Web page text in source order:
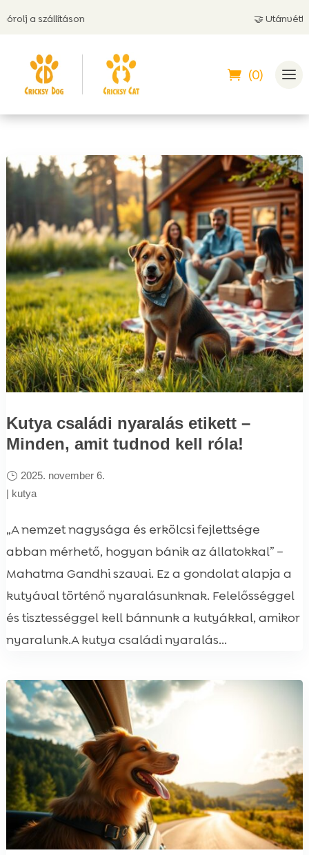
szállításon 🤝 Utánvéttel is
(0)
Kutya családi nyaralás etikett –
Minden, amit tudnod kell róla!
2025. november 6.
| kutya
„A nemzet nagysága és erkölcsi fejlettsége
abban mérhető, hogyan bánik az állatokkal” –
Mahatma Gandhi szavai. Ez a gondolat alapja a
kutyával történő nyaralásunknak. Felelősséggel
és tisztességgel kell bánnunk a kutyákkal, amikor
nyaralunk.A kutya családi nyaralás...